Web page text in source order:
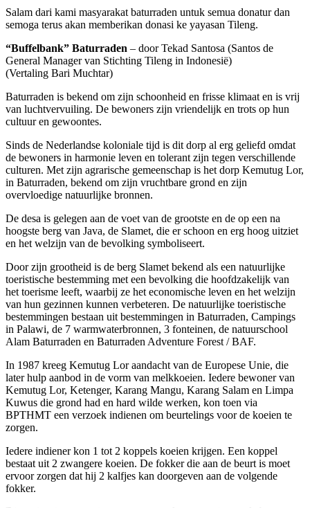
Salam dari kami masyarakat baturraden untuk semua donatur dan
semoga terus akan memberikan donasi ke yayasan Tileng.
“Buffelbank” Baturraden – door Tekad Santosa (Santos de
General Manager van Stichting Tileng in Indonesië)
(Vertaling Bari Muchtar)
Baturraden is bekend om zijn schoonheid en frisse klimaat en is vrij
van luchtvervuiling. De bewoners zijn vriendelijk en trots op hun
cultuur en gewoontes.
Sinds de Nederlandse koloniale tijd is dit dorp al erg geliefd omdat
de bewoners in harmonie leven en tolerant zijn tegen verschillende
culturen. Met zijn agrarische gemeenschap is het dorp Kemutug Lor,
in Baturraden, bekend om zijn vruchtbare grond en zijn
overvloedige natuurlijke bronnen.
De desa is gelegen aan de voet van de grootste en de op een na
hoogste berg van Java, de Slamet, die er schoon en erg hoog uitziet
en het welzijn van de bevolking symboliseert.
Door zijn grootheid is de berg Slamet bekend als een natuurlijke
toeristische bestemming met een bevolking die hoofdzakelijk van
het toerisme leeft, waarbij ze het economische leven en het welzijn
van hun gezinnen kunnen verbeteren. De natuurlijke toeristische
bestemmingen bestaan uit bestemmingen in Baturraden, Campings
in Palawi, de 7 warmwaterbronnen, 3 fonteinen, de natuurschool
Alam Baturraden en Baturraden Adventure Forest / BAF.
In 1987 kreeg Kemutug Lor aandacht van de Europese Unie, die
later hulp aanbod in de vorm van melkkoeien. Iedere bewoner van
Kemutug Lor, Ketenger, Karang Mangu, Karang Salam en Limpa
Kuwus die grond had en hard wilde werken, kon toen via
BPTHMT een verzoek indienen om beurtelings voor de koeien te
zorgen.
Iedere indiener kon 1 tot 2 koppels koeien krijgen. Een koppel
bestaat uit 2 zwangere koeien. De fokker die aan de beurt is moet
ervoor zorgen dat hij 2 kalfjes kan doorgeven aan de volgende
fokker.